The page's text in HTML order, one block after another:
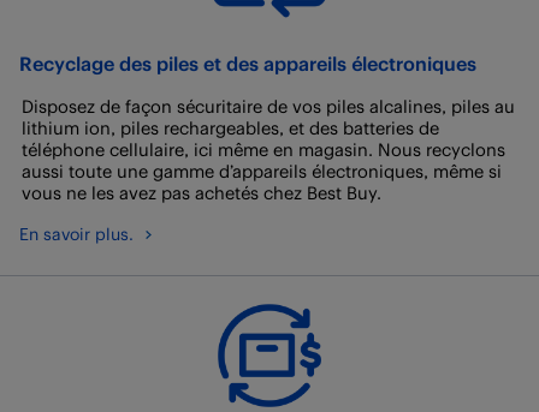
Recyclage des piles et des appareils électroniques
Disposez de façon sécuritaire de vos piles alcalines, piles au
lithium ion, piles rechargeables, et des batteries de
téléphone cellulaire, ici même en magasin. Nous recyclons
aussi toute une gamme d’appareils électroniques, même si
vous ne les avez pas achetés chez Best Buy.
En savoir plus.